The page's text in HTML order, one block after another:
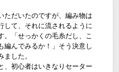
ただいたのですが、編み物は
して、それに流されるように
。「せっかくの毛糸だし、こ
編んでみるか！」そう決意し
した。
、初心者はいきなりセーター